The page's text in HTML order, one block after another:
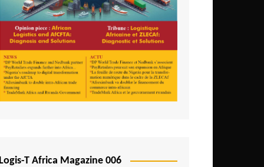
Logis-T Africa Magazine 006